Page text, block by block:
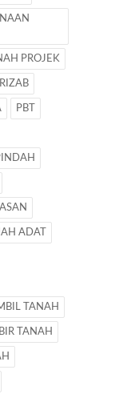
PROJEK
PBT
ADAT
TANAH
TANAH